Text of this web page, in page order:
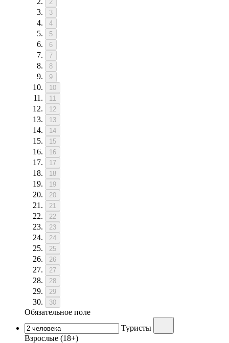
2
3
4
5
6
7
8
9
10
11
12
13
14
15
16
17
18
19
20
21
22
23
24
25
26
27
28
29
30
Обязательное поле
Туристы
Взрослые (18+)